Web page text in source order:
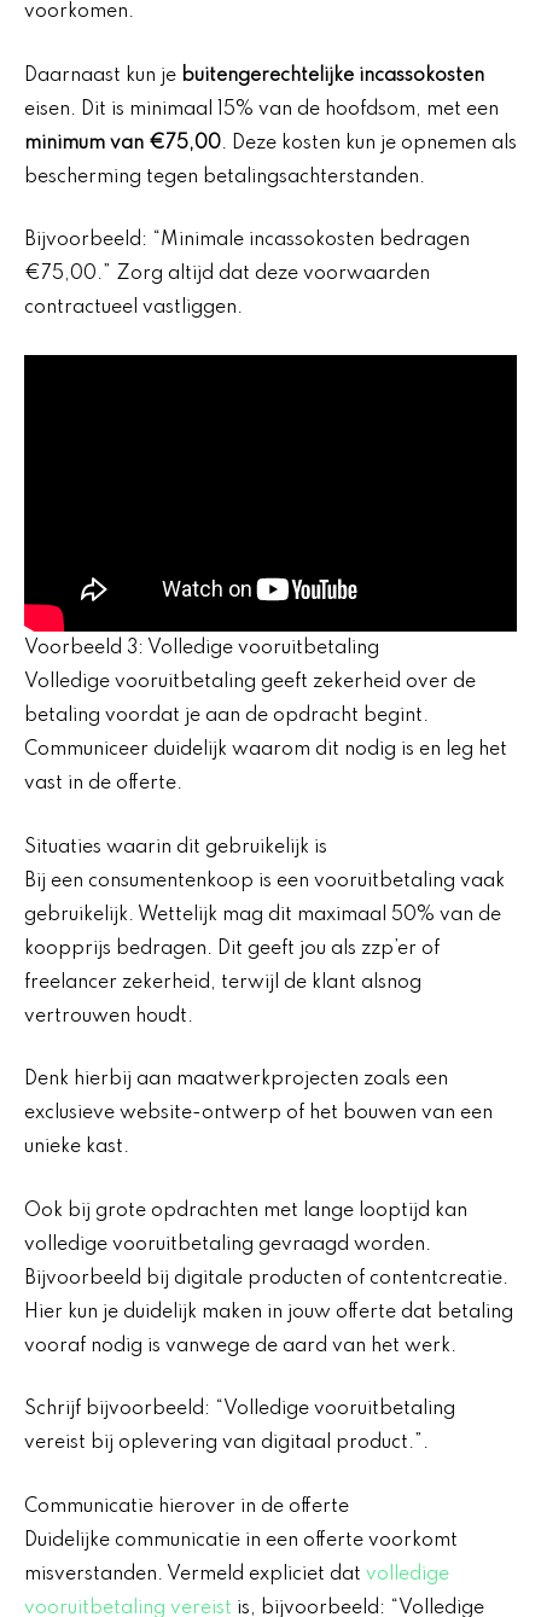
voorkomen.
Daarnaast kun je buitengerechtelijke incassokosten
eisen. Dit is minimaal 15% van de hoofdsom, met een
minimum van €75,00. Deze kosten kun je opnemen als
bescherming tegen betalingsachterstanden.
Bijvoorbeeld: “Minimale incassokosten bedragen
€75,00.” Zorg altijd dat deze voorwaarden
contractueel vastliggen.
Voorbeeld 3: Volledige vooruitbetaling
Volledige vooruitbetaling geeft zekerheid over de
betaling voordat je aan de opdracht begint.
Communiceer duidelijk waarom dit nodig is en leg het
vast in de offerte.
Situaties waarin dit gebruikelijk is
Bij een consumentenkoop is een vooruitbetaling vaak
gebruikelijk. Wettelijk mag dit maximaal 50% van de
koopprijs bedragen. Dit geeft jou als zzp’er of
freelancer zekerheid, terwijl de klant alsnog
vertrouwen houdt.
Denk hierbij aan maatwerkprojecten zoals een
exclusieve website-ontwerp of het bouwen van een
unieke kast.
Ook bij grote opdrachten met lange looptijd kan
volledige vooruitbetaling gevraagd worden.
Bijvoorbeeld bij digitale producten of contentcreatie.
Hier kun je duidelijk maken in jouw offerte dat betaling
vooraf nodig is vanwege de aard van het werk.
Schrijf bijvoorbeeld: “Volledige vooruitbetaling
vereist bij oplevering van digitaal product.”.
Communicatie hierover in de offerte
Duidelijke communicatie in een offerte voorkomt
misverstanden. Vermeld expliciet dat volledige
vooruitbetaling vereist is, bijvoorbeeld: “Volledige